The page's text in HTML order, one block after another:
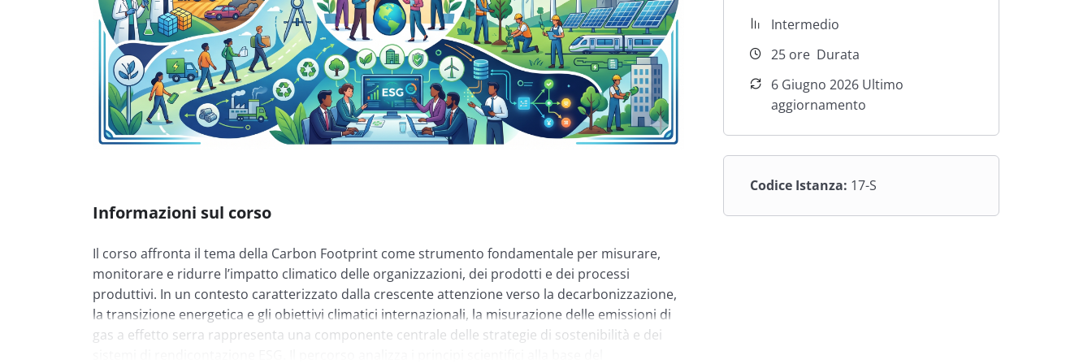
Informazioni sul corso
Il corso affronta il tema della Carbon Footprint come strumento fondamentale per misurare,
monitorare e ridurre l’impatto climatico delle organizzazioni, dei prodotti e dei processi
produttivi. In un contesto caratterizzato dalla crescente attenzione verso la decarbonizzazione,
la transizione energetica e gli obiettivi climatici internazionali, la misurazione delle emissioni di
gas a effetto serra rappresenta una componente centrale delle strategie di sostenibilità e dei
Intermedio
25 ore Durata
6 Giugno 2026 Ultimo
aggiornamento
Codice Istanza: 17-S